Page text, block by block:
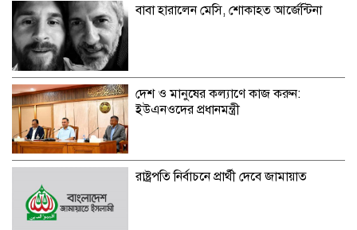
বাবা হারালেন মেসি, শোকাহত আর্জেন্টিনা
দেশ ও মানুষের কল্যাণে কাজ করুন:
ইউএনওদের প্রধানমন্ত্রী
রাষ্ট্রপতি নির্বাচনে প্রার্থী দেবে জামায়াত